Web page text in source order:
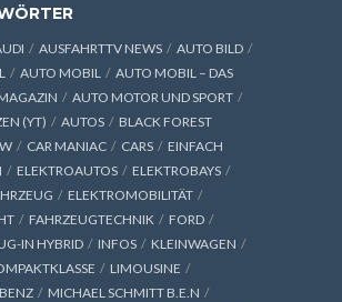
AUSFAHRTTV NEWS
AUTO BILD
AUTO MOBIL
AUTO MOBIL – DAS
AUTO MOTOR UND SPORT
(YT)
AUTOS
BLACK FOREST
CAR MANIAC CARS
EINFACH
ELEKTROAUTOS
ELEKTROBAYS
ELEKTROMOBILITÄT
FAHRZEUGTECHNIK
FORD
IN HYBRID
INFOS
KLEINWAGEN
LIMOUSINE
MICHAEL SCHMITT B.E.N